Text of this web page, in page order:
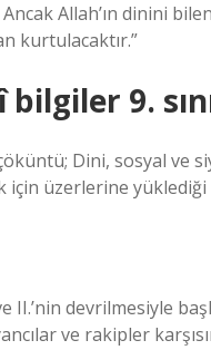
Allah’ın dinini
kurtulacaktır.”
9.
Dini, sosyal ve
için üzerlerine yüklediği
II.’nin devrilmesiyle
ve rakipler